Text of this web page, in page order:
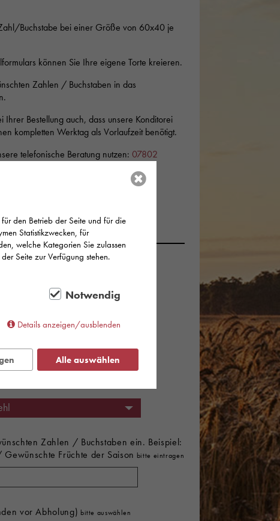
Buchstabe bei einer Größe von 60x40 je
können Sie Ihre eigene Torte kreieren.
Zahlen / Buchstaben in das
Ihrer Bestellung auch, dass unsere Konditorei
kompletten Werktag als Vorlaufzeit benötigt.
telefonische Beratung nutzen: 07802
Zahlen / Buchstaben ein. Beispiel:
Früchte der Saison
vor Abholung)
den Betrieb der Seite und für die
Statistikzwecken, für
welche Kategorien Sie zulassen
Seite zur Verfügung stehen.
Notwendig
Details anzeigen/ausblenden
Alle auswählen